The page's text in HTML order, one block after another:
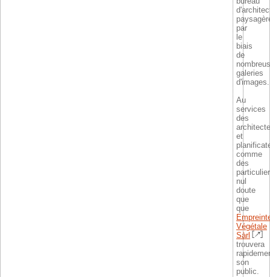
par
le
biais
de
galeries
d'images.
Au
services
des
et
comme
des
nul
doute
que
que
Végétale
Sàrl
trouvera
son
public.